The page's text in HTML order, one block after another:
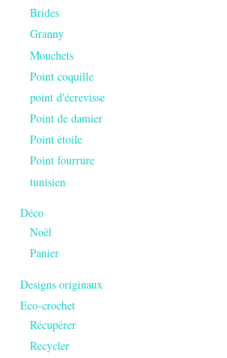
Brides
Granny
Mouchets
Point coquille
point d'écrevisse
Point de damier
Point étoile
Point fourrure
tunisien
Déco
Noël
Panier
Designs originaux
Eco-crochet
Récupérer
Recycler